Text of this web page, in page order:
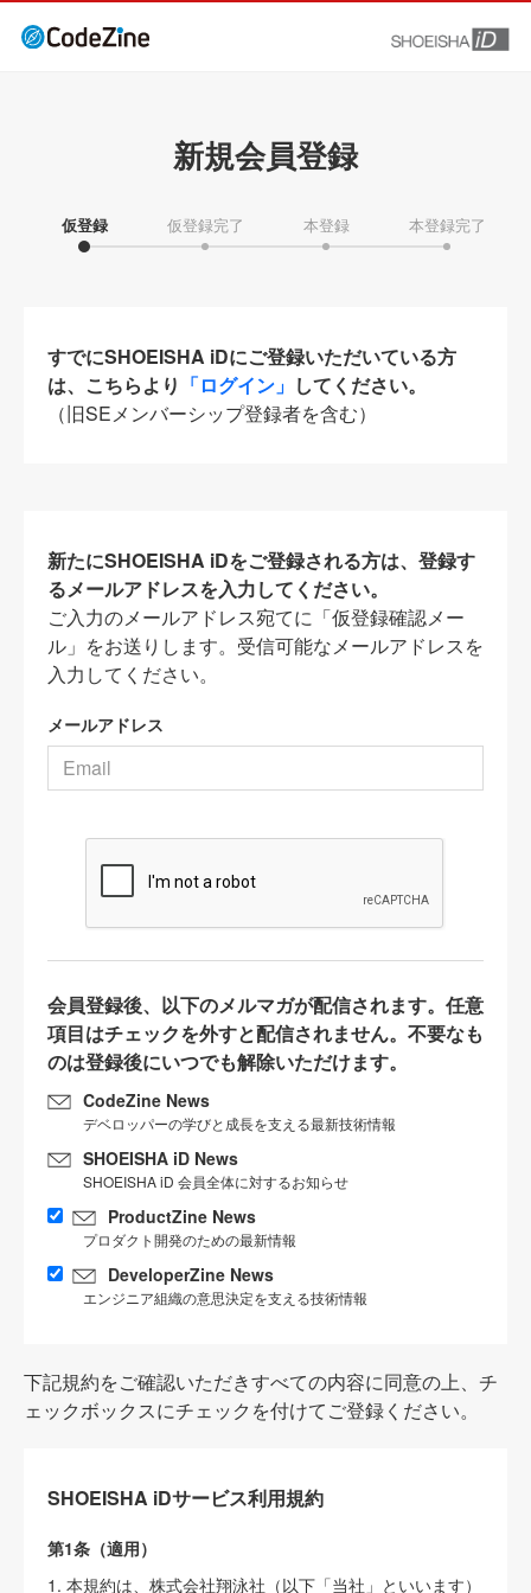
新規会員登録
仮登録 仮登録完了 本登録 本登録完了
すでにSHOEISHA iDにご登録いただいている方
は、こちらより 「ログイン」 してください。
（旧SEメンバーシップ登録者を含む）
新たにSHOEISHA iDをご登録される方は、登録す
るメールアドレスを入力してください。
ご入力のメールアドレス宛てに「仮登録確認メー
ル」をお送りします。受信可能なメールアドレスを
入力してください。
メールアドレス
会員登録後、以下のメルマガが配信されます。任意
項目はチェックを外すと配信されません。不要なも
のは登録後にいつでも解除いただけます。
CodeZine News
デベロッパーの学びと成長を支える最新技術情報
SHOEISHA iD News
SHOEISHA iD 会員全体に対するお知らせ
ProductZine News
プロダクト開発のための最新情報
DeveloperZine News
エンジニア組織の意思決定を支える技術情報
下記規約をご確認いただきすべての内容に同意の上、チ
ェックボックスにチェックを付けてご登録ください。
SHOEISHA iDサービス利用規約
第1条（適用）
1. 本規約は、株式会社翔泳社（以下「当社」といいます）